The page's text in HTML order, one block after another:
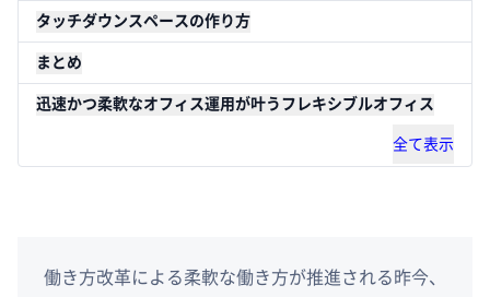
タッチダウンスペースの作り方
まとめ
迅速かつ柔軟なオフィス運用が叶うフレキシブルオフィス
全て表示
働き方改革による柔軟な働き方が推進される昨今、